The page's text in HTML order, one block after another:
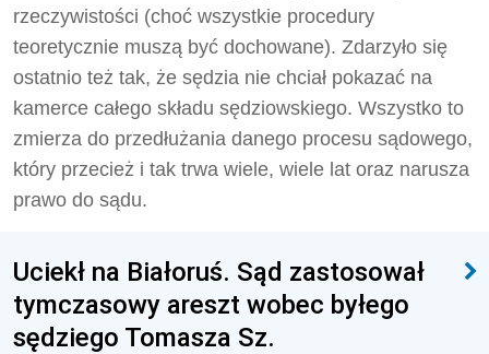
rzeczywistości (choć wszystkie procedury
teoretycznie muszą być dochowane). Zdarzyło się
ostatnio też tak, że sędzia nie chciał pokazać na
kamerce całego składu sędziowskiego. Wszystko to
zmierza do przedłużania danego procesu sądowego,
który przecież i tak trwa wiele, wiele lat oraz narusza
prawo do sądu.
Uciekł na Białoruś. Sąd zastosował
tymczasowy areszt wobec byłego
sędziego Tomasza Sz.